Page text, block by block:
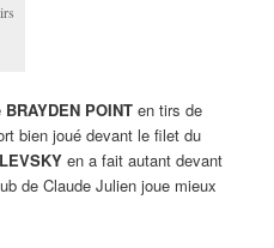
BRAYDEN POINTen tirs de
bien joué devant le filet du
en a fait autant devant
de Claude Julien joue mieux